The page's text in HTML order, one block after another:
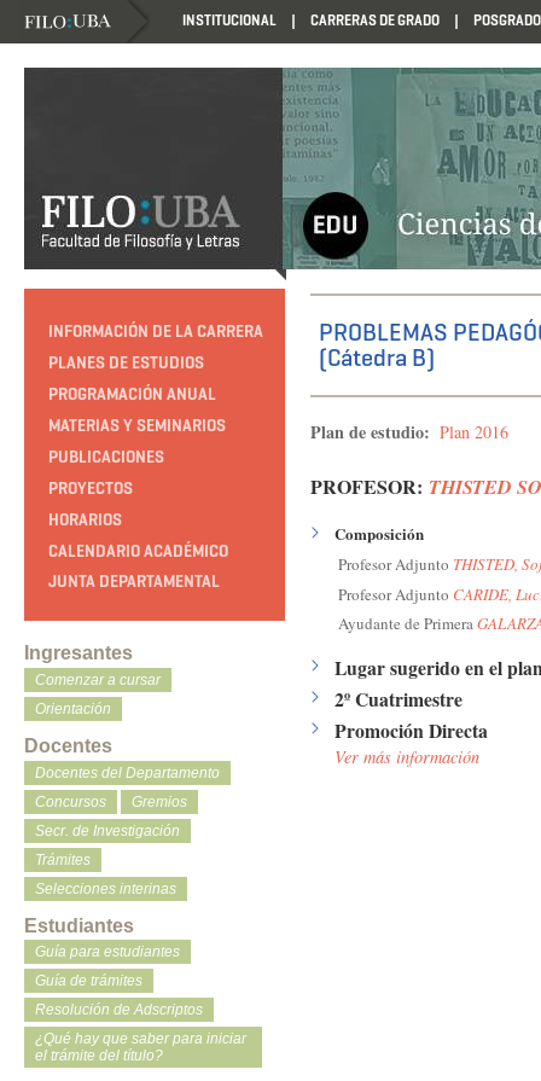
INSTITUCIONAL CARRERAS DE GRADO POSGRADO
HTTP://EDUCACION.FILO.UBA.AR/PROGRAMACION1985
INFORMACIÓN DE LA CARRERA
PLANES DE ESTUDIOS
PROGRAMACIÓN ANUAL
MATERIAS Y SEMINARIOS
PUBLICACIONES
PROYECTOS
HORARIOS
CALENDARIO ACADÉMICO
JUNTA DEPARTAMENTAL
Ingresantes
Comenzar a cursar
Orientación
Docentes
Docentes del Departamento
Concursos
Gremios
Secr. de Investigación
Trámites
Selecciones interinas
Estudiantes
Guía para estudiantes
Guía de trámites
Resolución de Adscriptos
¿Qué hay que saber para iniciar
el trámite del título?
PROBLEMAS
(Cátedra B)
Plan de estudio: Plan 2016
PROFESOR: THISTED
Composición
Profesor Adjunto THISTED,
Profesor Adjunto CARIDE,
Ayudante de Primera
Lugar sugerido en el
2º Cuatrimestre
Promoción Directa
Ver más información